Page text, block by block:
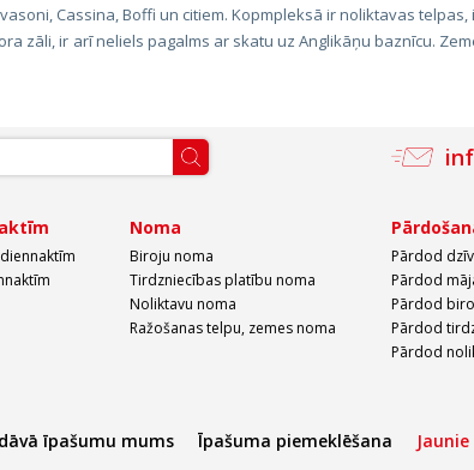
Cassina, Boffi un citiem. Kopmpleksā ir noliktavas telpas,
zāli, ir arī neliels pagalms ar skatu uz Anglikāņu baznīcu.
Noma
Biroju noma
Tirdzniecības platību noma
Noliktavu noma
Ražošanas telpu, zemes noma
Pārdod
Pārdod
Pārdod
Pārdod
Pārdod
īpašumu mums Īpašuma piemeklēšana